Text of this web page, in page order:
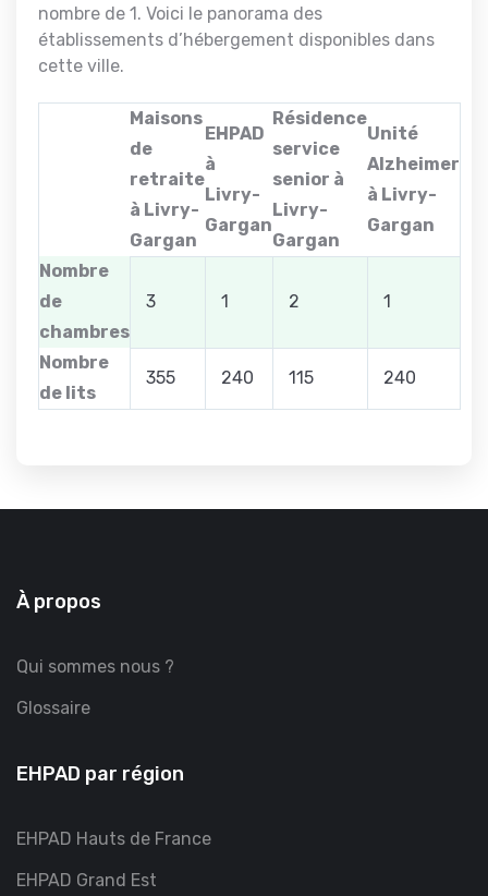
nombre de 1. Voici le panorama des
établissements d’hébergement disponibles dans
cette ville.
Maisons
de
retraite
à Livry-
Gargan
EHPAD
à
Livry-
Gargan
Résidence
service
senior à
Livry-
Gargan
Unité
Alzheimer
à Livry-
Gargan
Nombre
de
chambres
3 1 2 1
Nombre
de lits
355 240 115 240
À propos
Qui sommes nous ?
Glossaire
EHPAD par région
EHPAD Hauts de France
EHPAD Grand Est